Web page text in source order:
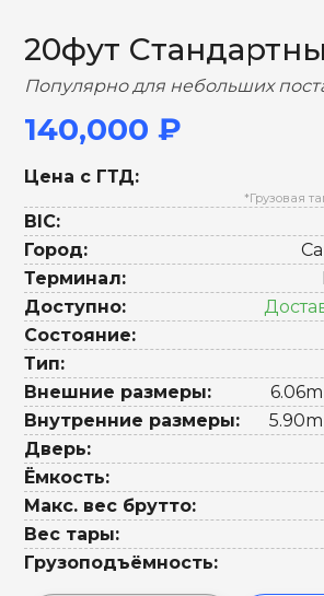
20фут
Популярно для небольших
140,000 ₽
Цена с ГТД:
*Грузовая
BIC:
Город:
Терминал:
Доступно:
Состояние:
Тип:
Внешние размеры:
Внутренние размеры:
Дверь:
Ёмкость:
Макс. вес брутто:
Вес тары:
Грузоподъёмность: